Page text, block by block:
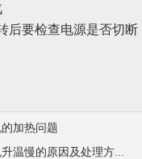
后要检查电源是否切
加热问题
温慢的原因及处理方...